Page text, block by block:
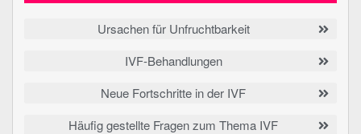
Ursachen für Unfruchtbarkeit
IVF-Behandlungen
Neue Fortschritte in der IVF
Häufig gestellte Fragen zum Thema IVF